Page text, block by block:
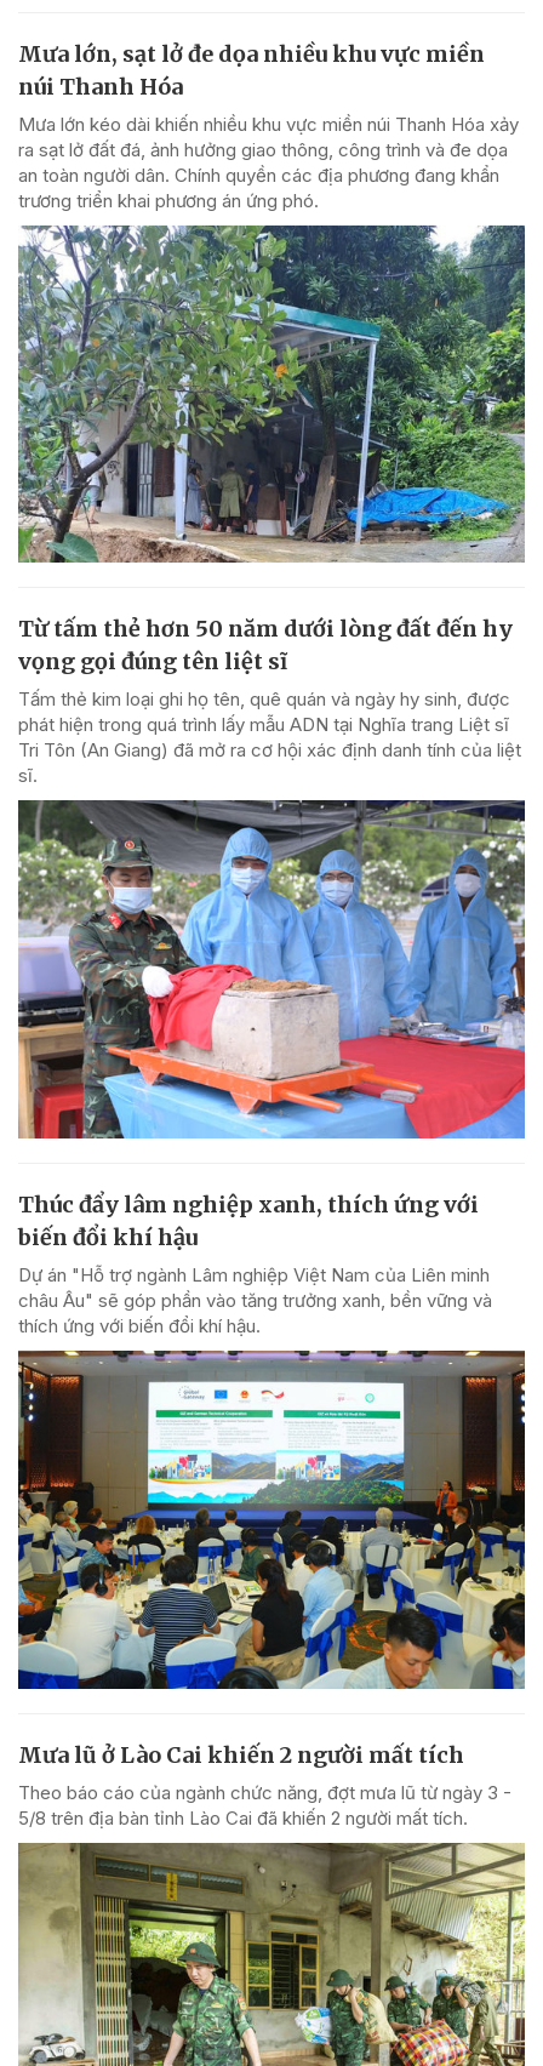
Mưa lớn, sạt lở đe dọa nhiều khu vực miền
núi Thanh Hóa
Mưa lớn kéo dài khiến nhiều khu vực miền núi Thanh Hóa xảy
ra sạt lở đất đá, ảnh hưởng giao thông, công trình và đe dọa
an toàn người dân. Chính quyền các địa phương đang khẩn
trương triển khai phương án ứng phó.
Từ tấm thẻ hơn 50 năm dưới lòng đất đến hy
vọng gọi đúng tên liệt sĩ
Tấm thẻ kim loại ghi họ tên, quê quán và ngày hy sinh, được
phát hiện trong quá trình lấy mẫu ADN tại Nghĩa trang Liệt sĩ
Tri Tôn (An Giang) đã mở ra cơ hội xác định danh tính của liệt
sĩ.
Thúc đẩy lâm nghiệp xanh, thích ứng với
biến đổi khí hậu
Dự án "Hỗ trợ ngành Lâm nghiệp Việt Nam của Liên minh
châu Âu" sẽ góp phần vào tăng trưởng xanh, bền vững và
thích ứng với biến đổi khí hậu.
Mưa lũ ở Lào Cai khiến 2 người mất tích
Theo báo cáo của ngành chức năng, đợt mưa lũ từ ngày 3 -
5/8 trên địa bàn tỉnh Lào Cai đã khiến 2 người mất tích.